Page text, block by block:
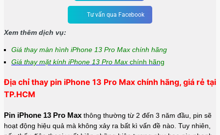
Tư vấn qua Facebook
Xem thêm dịch vụ:
Giá thay màn hình iPhone 13 Pro Max chính hãng
Giá thay mặt kính iPhone 13 Pro Max chính hãng
Địa chỉ thay pin iPhone 13 Pro Max chính hãng, giá rẻ tại
TP.HCM
Pin iPhone 13 Pro Max thông thường từ 2 đến 3 năm đầu, pin sẽ
hoạt động hiệu quả mà không xảy ra bất kì vấn đề nào. Tuy nhiên,